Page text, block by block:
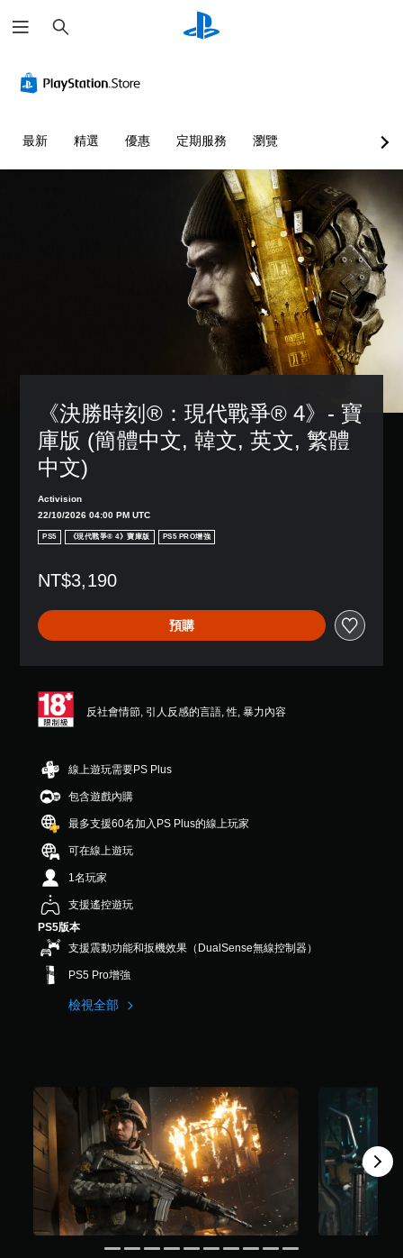
尋
最新 精選 優惠 定期服務 瀏覽
《決勝時刻®：現代戰爭® 4》- 寶
庫版 (簡體中文, 韓文, 英文, 繁體
中文)
Activision
22/10/2026 04:00 PM UTC
PS5 《現代戰爭® 4》寶庫版 PS5 PRO增強
NT$3,190
預購
反社會情節, 引人反感的言語, 性, 暴力內容
線上遊玩需要PS Plus
包含遊戲內購
最多支援60名加入PS Plus的線上玩家
可在線上遊玩
1名玩家
支援遙控遊玩
PS5版本
支援震動功能和扳機效果（DualSense無線控制器）
PS5 Pro增強
檢視全部